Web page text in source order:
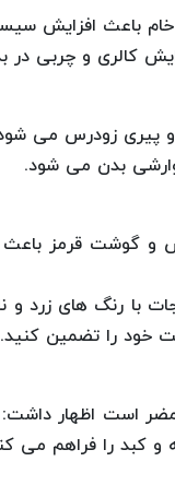
باعث افزایش
کالری و چربی
زودرس می
بدن می شود.
و گوشت قرمز
رنگ های زرد و
خود را تضمین کنید.
مضر است اظهار
و کبد را فراهم می